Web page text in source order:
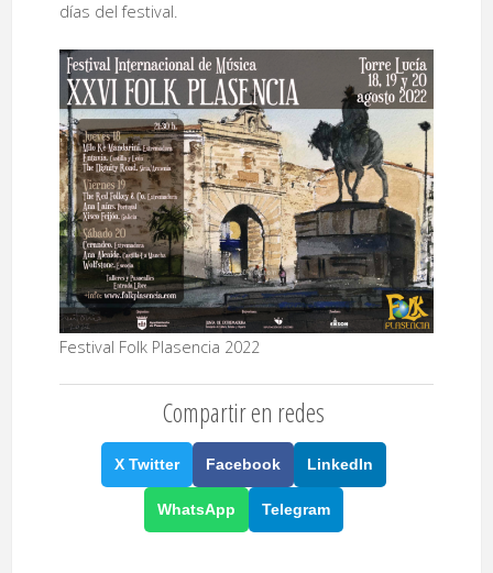
días del festival.
Festival Folk Plasencia 2022
Compartir en redes
X Twitter Facebook LinkedIn
WhatsApp Telegram